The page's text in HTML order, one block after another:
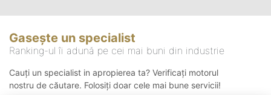
Gasește un specialist
Ranking-ul îi adună pe cei mai buni din industrie
Cauți un specialist in apropierea ta? Verificați motorul
nostru de căutare. Folosiți doar cele mai bune servicii!